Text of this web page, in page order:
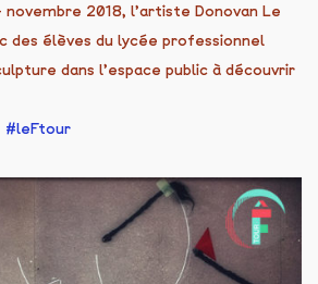
2018, l’artiste Donovan Le
des élèves du lycée professionnel
dans l’espace public à découvrir
leFtour